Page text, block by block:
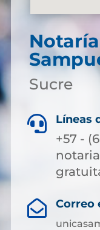
Sucre
 Líneas
+57 -
 Correo